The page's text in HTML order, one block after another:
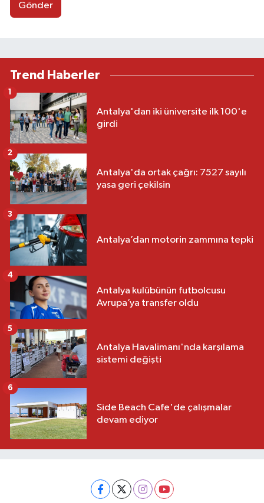
Gönder
Trend Haberler
Antalya'dan iki üniversite ilk 100'e
girdi
1
Antalya'da ortak çağrı: 7527 sayılı
yasa geri çekilsin
2
Antalya’dan motorin zammına tepki
3
Antalya kulübünün futbolcusu
Avrupa’ya transfer oldu
4
Antalya Havalimanı'nda karşılama
sistemi değişti
5
Side Beach Cafe'de çalışmalar
devam ediyor
6